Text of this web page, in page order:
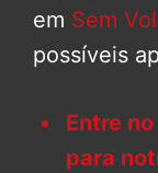
em Sem
possíveis
Entre
para